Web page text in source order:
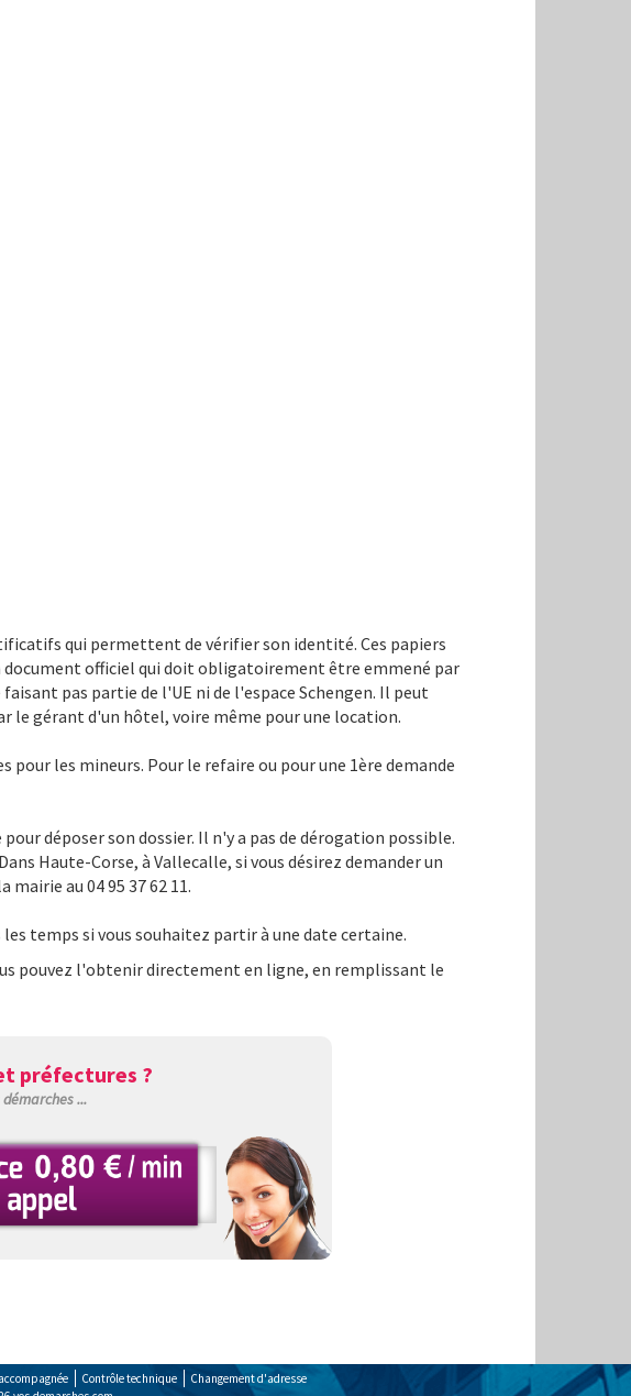
qui permettent de vérifier son identité. Ces papiers
officiel qui doit obligatoirement être emmené par
pas partie de l'UE ni de l'espace Schengen. Il peut
le gérant d'un hôtel, voire même pour une location.
pour les mineurs. Pour le refaire ou pour une 1ère demande
déposer son dossier. Il n'y a pas de dérogation possible.
Haute-Corse, à Vallecalle, si vous désirez demander un
au 04 95 37 62 11.
temps si vous souhaitez partir à une date certaine.
pouvez l'obtenir directement en ligne, en remplissant le
préfectures ?
...
Contrôle technique
Changement d'adresse